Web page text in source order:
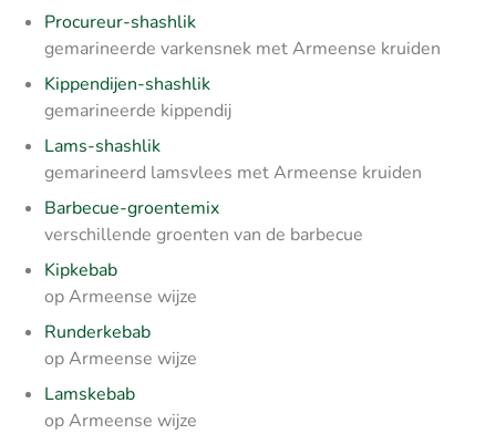
Procureur-shashlik
gemarineerde varkensnek met Armeense kruiden
Kippendijen-shashlik
gemarineerde kippendij
Lams-shashlik
gemarineerd lamsvlees met Armeense kruiden
Barbecue-groentemix
verschillende groenten van de barbecue
Kipkebab
op Armeense wijze
Runderkebab
op Armeense wijze
Lamskebab
op Armeense wijze